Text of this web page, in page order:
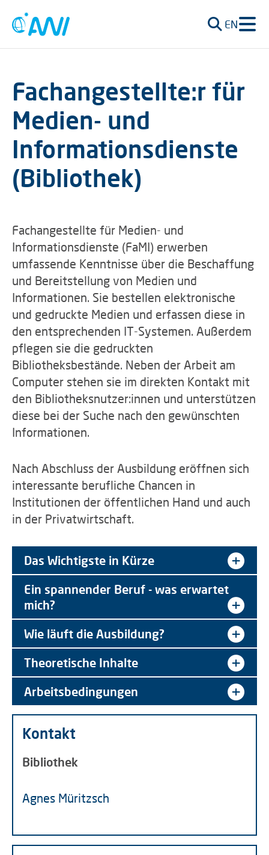
EN
Fachangestellte:r für
Medien- und
Informationsdienste
(Bibliothek)
Fachangestellte für Medien- und
Informationsdienste (FaMI) erwerben
umfassende Kenntnisse über die Beschaffung
und Bereitstellung von Medien und
Informationen. Sie bestellen elektronische
und gedruckte Medien und erfassen diese in
den entsprechenden IT-Systemen. Außerdem
pflegen sie die gedruckten
Bibliotheksbestände. Neben der Arbeit am
Computer stehen sie im direkten Kontakt mit
den Bibliotheksnutzer:innen und unterstützen
diese bei der Suche nach den gewünschten
Informationen.
Nach Abschluss der Ausbildung eröffnen sich
interessante berufliche Chancen in
Institutionen der öffentlichen Hand und auch
in der Privatwirtschaft.
Das Wichtigste in Kürze
Ein spannender Beruf - was erwartet
mich?
Wie läuft die Ausbildung?
Theoretische Inhalte
Arbeitsbedingungen
Kontakt
Bibliothek
Agnes Müritzsch